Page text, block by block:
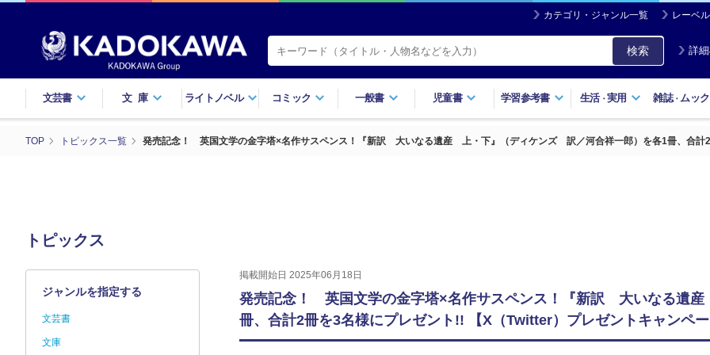
カテゴリ・ジャンル一覧 レーベ
検索 詳
文芸書 文庫 ライトノベル コミック 一般書 児童書 学習参考書 生活・実用 雑誌・ ムック
TOP トピックス一覧 発売記念！ 英国文学の金字塔×名作サスペンス！『新訳 大いなる遺産 上・下』（ディケンズ 訳／河合祥一郎）を各1冊、合計2
トピックス
掲載開始日 2025年06月18日
発売記念！ 英国文学の金字塔×名作サスペンス！『新訳 大いなる遺
冊、合計2冊を3名様にプレゼント!! 【X（Twitter）プレゼントキャンペー
ジャンルを指定する
文芸書
文庫